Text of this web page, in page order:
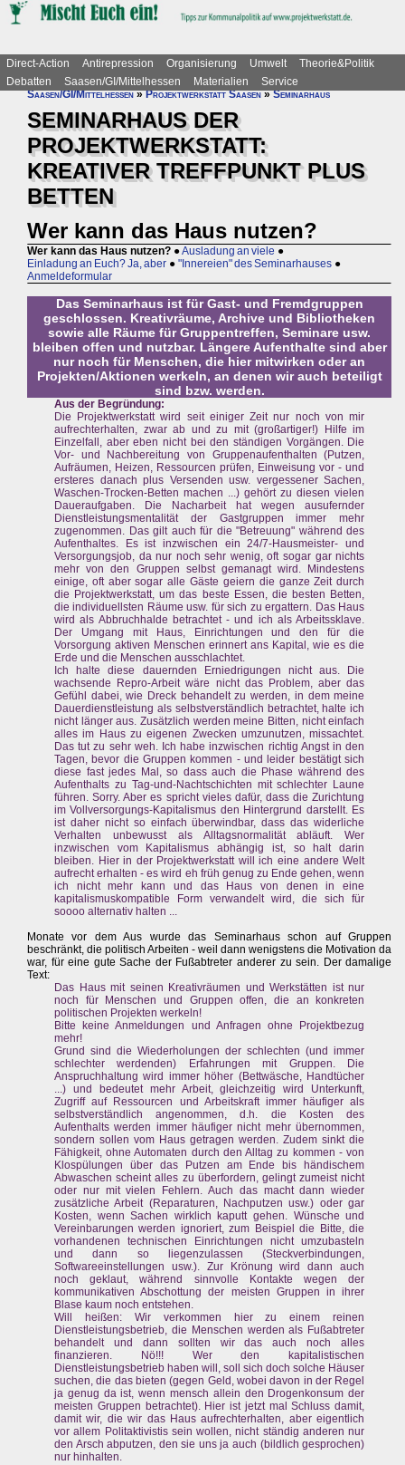
Direct-Action Antirepression Organisierung Umwelt
Theorie&Politik
Debatten
Saasen/GI/Mittelhessen Materialien
Service
Saasen/GI/Mittelhessen»Projektwerkstatt Saasen»Seminarhaus
SEMINARHAUS DER
PROJEKTWERKSTATT:
KREATIVER TREFFPUNKT PLUS
BETTEN
Wer kann das Haus nutzen?
Wer kann das Haus nutzen? ●Ausladung an viele ●
Einladung an Euch? Ja, aber ● "Innereien" des Seminarhauses ●
Anmeldeformular
Das Seminarhaus ist für Gast- und Fremdgruppen
geschlossen. Kreativräume, Archive und Bibliotheken
sowie alle Räume für Gruppentreffen, Seminare usw.
bleiben offen und nutzbar. Längere Aufenthalte sind aber
nur noch für Menschen, die hier mitwirken oder an
Projekten/Aktionen werkeln, an denen wir auch beteiligt
sind bzw. werden.
Aus der Begründung:
Die Projektwerkstatt wird seit einiger Zeit nur noch von mir
aufrechterhalten, zwar ab und zu mit (großartiger!) Hilfe im
Einzelfall, aber eben nicht bei den ständigen Vorgängen. Die
Vor- und Nachbereitung von Gruppenaufenthalten (Putzen,
Aufräumen, Heizen, Ressourcen prüfen, Einweisung vor - und
ersteres danach plus Versenden usw. vergessener Sachen,
Waschen-Trocken-Betten machen ...) gehört zu diesen vielen
Daueraufgaben. Die Nacharbeit hat wegen ausufernder
Dienstleistungsmentalität der Gastgruppen immer mehr
zugenommen. Das gilt auch für die "Betreuung" während des
Aufenthaltes. Es ist inzwischen ein 24/7-Hausmeister- und
Versorgungsjob, da nur noch sehr wenig, oft sogar gar nichts
mehr von den Gruppen selbst gemanagt wird. Mindestens
einige, oft aber sogar alle Gäste geiern die ganze Zeit durch
die Projektwerkstatt, um das beste Essen, die besten Betten,
die individuellsten Räume usw. für sich zu ergattern. Das Haus
wird als Abbruchhalde betrachtet - und ich als Arbeitssklave.
Der Umgang mit Haus, Einrichtungen und den für die
Vorsorgung aktiven Menschen erinnert ans Kapital, wie es die
Erde und die Menschen ausschlachtet.
Ich halte diese dauernden Erniedrigungen nicht aus. Die
wachsende Repro-Arbeit wäre nicht das Problem, aber das
Gefühl dabei, wie Dreck behandelt zu werden, in dem meine
Dauerdienstleistung als selbstverständlich betrachtet, halte ich
nicht länger aus. Zusätzlich werden meine Bitten, nicht einfach
alles im Haus zu eigenen Zwecken umzunutzen, missachtet.
Das tut zu sehr weh. Ich habe inzwischen richtig Angst in den
Tagen, bevor die Gruppen kommen - und leider bestätigt sich
diese fast jedes Mal, so dass auch die Phase während des
Aufenthalts zu Tag-und-Nachtschichten mit schlechter Laune
führen. Sorry. Aber es spricht vieles dafür, dass die Zurichtung
im Vollversorgungs-Kapitalismus den Hintergrund darstellt. Es
ist daher nicht so einfach überwindbar, dass das widerliche
Verhalten unbewusst als Alltagsnormalität abläuft. Wer
inzwischen vom Kapitalismus abhängig ist, so halt darin
bleiben. Hier in der Projektwerkstatt will ich eine andere Welt
aufrecht erhalten - es wird eh früh genug zu Ende gehen, wenn
ich nicht mehr kann und das Haus von denen in eine
kapitalismuskompatible Form verwandelt wird, die sich für
soooo alternativ halten ...
Monate vor dem Aus wurde das Seminarhaus schon auf Gruppen
beschränkt, die politisch Arbeiten - weil dann wenigstens die Motivation da
war, für eine gute Sache der Fußabtreter anderer zu sein. Der damalige
Text:
Das Haus mit seinen Kreativräumen und Werkstätten ist nur
noch für Menschen und Gruppen offen, die an konkreten
politischen Projekten werkeln!
Bitte keine Anmeldungen und Anfragen ohne Projektbezug
mehr!
Grund sind die Wiederholungen der schlechten (und immer
schlechter werdenden) Erfahrungen mit Gruppen. Die
Anspruchhaltung wird immer höher (Bettwäsche, Handtücher
...) und bedeutet mehr Arbeit, gleichzeitig wird Unterkunft,
Zugriff auf Ressourcen und Arbeitskraft immer häufiger als
selbstverständlich angenommen, d.h. die Kosten des
Aufenthalts werden immer häufiger nicht mehr übernommen,
sondern sollen vom Haus getragen werden. Zudem sinkt die
Fähigkeit, ohne Automaten durch den Alltag zu kommen - von
Klospülungen über das Putzen am Ende bis händischem
Abwaschen scheint alles zu überfordern, gelingt zumeist nicht
oder nur mit vielen Fehlern. Auch das macht dann wieder
zusätzliche Arbeit (Reparaturen, Nachputzen usw.) oder gar
Kosten, wenn Sachen wirklich kaputt gehen. Wünsche und
Vereinbarungen werden ignoriert, zum Beispiel die Bitte, die
vorhandenen technischen Einrichtungen nicht umzubasteln
und dann so liegenzulassen (Steckverbindungen,
Softwareeinstellungen usw.). Zur Krönung wird dann auch
noch geklaut, während sinnvolle Kontakte wegen der
kommunikativen Abschottung der meisten Gruppen in ihrer
Blase kaum noch entstehen.
Will heißen: Wir verkommen hier zu einem reinen
Dienstleistungsbetrieb, die Menschen werden als Fußabtreter
behandelt und dann sollten wir das auch noch alles
finanzieren. Nö!!! Wer den kapitalistischen
Dienstleistungsbetrieb haben will, soll sich doch solche Häuser
suchen, die das bieten (gegen Geld, wobei davon in der Regel
ja genug da ist, wenn mensch allein den Drogenkonsum der
meisten Gruppen betrachtet). Hier ist jetzt mal Schluss damit,
damit wir, die wir das Haus aufrechterhalten, aber eigentlich
vor allem Politaktivistis sein wollen, nicht ständig anderen nur
den Arsch abputzen, den sie uns ja auch (bildlich gesprochen)
nur hinhalten.